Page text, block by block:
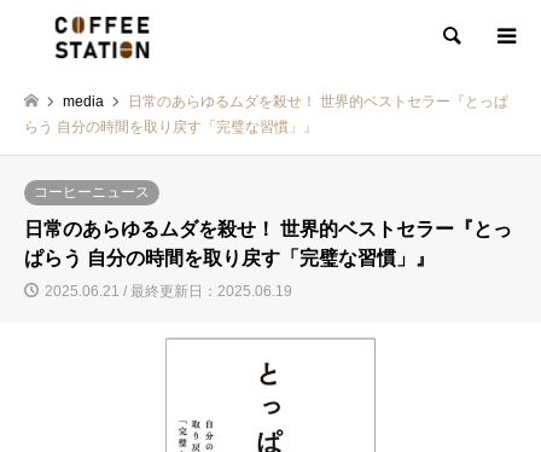
検索
media
日常のあらゆるムダを殺せ！ 世界的ベストセラー『とっぱ
らう 自分の時間を取り戻す「完璧な習慣」』
コーヒーニュース
日常のあらゆるムダを殺せ！ 世界的ベストセラー『とっ
ぱらう 自分の時間を取り戻す「完璧な習慣」』
2025.06.21 / 最終更新日：2025.06.19